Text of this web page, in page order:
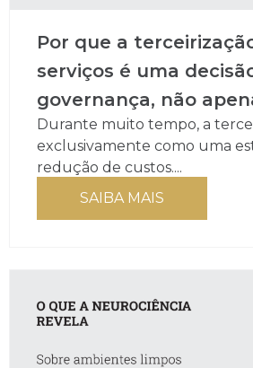
Por que a
serviços é uma
governança, não
Durante muito tempo, a
exclusivamente como uma
redução de custos....
SAIBA MAIS